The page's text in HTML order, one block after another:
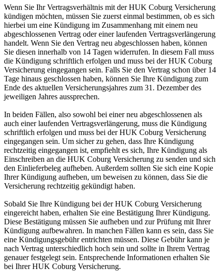
Wenn Sie Ihr Vertragsverhältnis mit der HUK Coburg Versicherung
kündigen möchten, müssen Sie zuerst einmal bestimmen, ob es sich
hierbei um eine Kündigung im Zusammenhang mit einem neu
abgeschlossenen Vertrag oder einer laufenden Vertragsverlängerung
handelt. Wenn Sie den Vertrag neu abgeschlossen haben, können
Sie diesen innerhalb von 14 Tagen widerrufen. In diesem Fall muss
die Kündigung schriftlich erfolgen und muss bei der HUK Coburg
Versicherung eingegangen sein. Falls Sie den Vertrag schon über 14
Tage hinaus geschlossen haben, können Sie Ihre Kündigung zum
Ende des aktuellen Versicherungsjahres zum 31. Dezember des
jeweiligen Jahres aussprechen.
In beiden Fällen, also sowohl bei einer neu abgeschlossenen als
auch einer laufenden Vertragsverlängerung, muss die Kündigung
schriftlich erfolgen und muss bei der HUK Coburg Versicherung
eingegangen sein. Um sicher zu gehen, dass Ihre Kündigung
rechtzeitig eingegangen ist, empfiehlt es sich, Ihre Kündigung als
Einschreiben an die HUK Coburg Versicherung zu senden und sich
den Einlieferbeleg aufheben. Außerdem sollten Sie sich eine Kopie
Ihrer Kündigung aufheben, um beweisen zu können, dass Sie die
Versicherung rechtzeitig gekündigt haben.
Sobald Sie Ihre Kündigung bei der HUK Coburg Versicherung
eingereicht haben, erhalten Sie eine Bestätigung Ihrer Kündigung.
Diese Bestätigung müssen Sie aufheben und zur Prüfung mit Ihrer
Kündigung aufbewahren. In manchen Fällen kann es sein, dass Sie
eine Kündigungsgebühr entrichten müssen. Diese Gebühr kann je
nach Vertrag unterschiedlich hoch sein und sollte in Ihrem Vertrag
genauer festgelegt sein. Entsprechende Informationen erhalten Sie
bei Ihrer HUK Coburg Versicherung.